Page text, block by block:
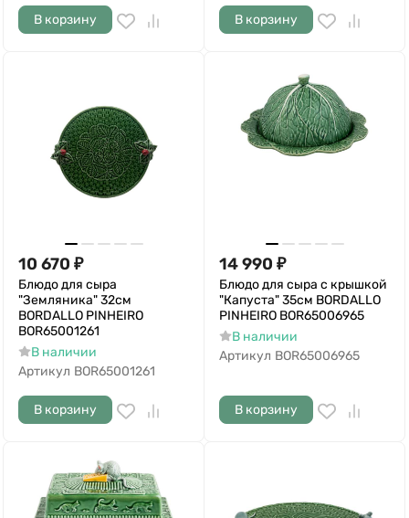
В корзину В корзину
10 670 ₽
Блюдо для сыра
"Земляника" 32см
BORDALLO PINHEIRO
BOR65001261
В наличии
Артикул BOR65001261
В корзину
14 990 ₽
Блюдо для сыра с крышкой
"Капуста" 35см BORDALLO
PINHEIRO BOR65006965
В наличии
Артикул BOR65006965
В корзину